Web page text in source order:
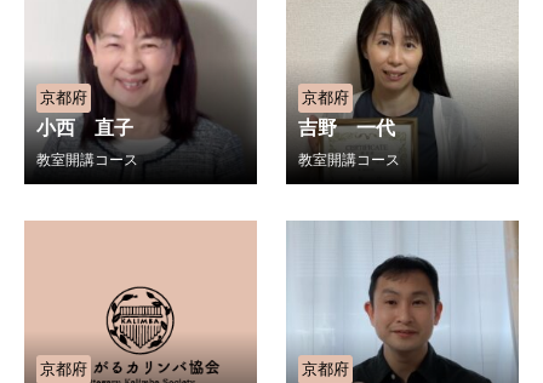
京都府
小西 直子
教室開講コース
京都府
吉野 一代
教室開講コース
京都府 京都府